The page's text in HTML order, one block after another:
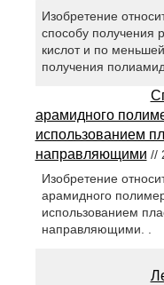
Изобретение
способу получения
кислот и по
получения
арамидного
использованием
направляющими //
Изобретение
арамидного
использованием
направляющими. .